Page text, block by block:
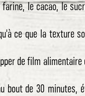
farine, le cacao, le
ce que la texture
de film
bout de 30 minutes,